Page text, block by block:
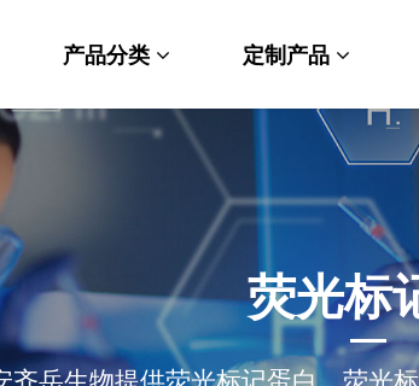
产品分类
材料科学
生命科学
发光材料
定制产品
纳米材料定制
PEG衍生物
荧光标记定制
MOF材料定制
荧光标